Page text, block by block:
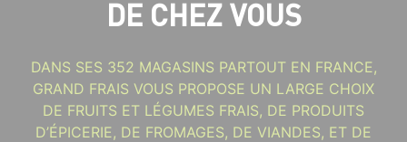
DE CHEZ VOUS
DANS SES 352 MAGASINS PARTOUT EN FRANCE,
GRAND FRAIS VOUS PROPOSE UN LARGE CHOIX
DE FRUITS ET LÉGUMES FRAIS, DE PRODUITS
D’ÉPICERIE, DE FROMAGES, DE VIANDES, ET DE